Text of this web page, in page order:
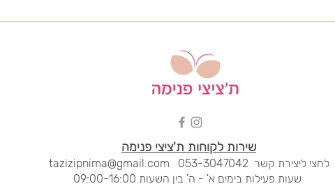
שירות לקוחות ת'ציצי פנימה
לחצי ליצירת קשר
tazizipnima@gmail.com
שעות פעילות בימים א' - ה' בין השעות 09:00-16:00